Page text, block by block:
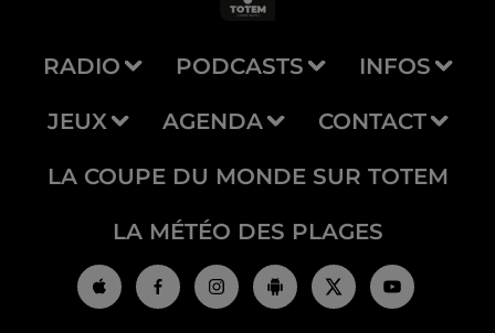
RADIO PODCASTS INFOS
JEUX AGENDA CONTACT
LA COUPE DU MONDE SUR TOTEM
LA MÉTÉO DES PLAGES